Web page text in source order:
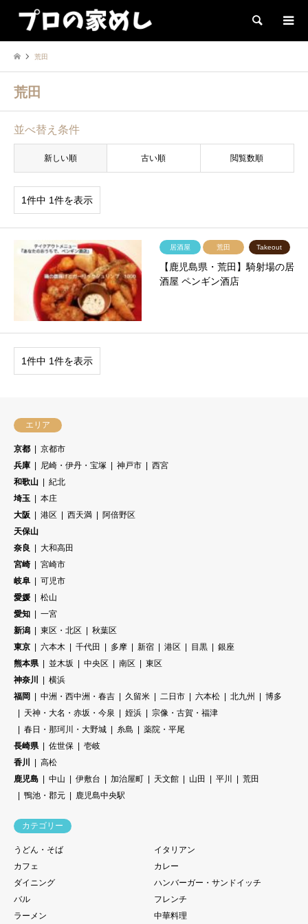
検索
荒田
荒田
並べ替え条件
新しい順 古い順 閲覧数順
1件中 1件を表示
居酒屋 荒田 Takeout
【鹿児島県・荒田】騎射場の居
酒屋 ペンギン酒店
1件中 1件を表示
エリア
京都
京都市
兵庫
尼崎・伊丹・宝塚 神戸市
西宮
和歌山
紀北
埼玉
本庄
大阪
港区 西天満
阿倍野区
天保山
奈良
大和高田
宮崎
宮崎市
岐阜
可児市
愛媛
松山
愛知
一宮
新潟
東区・北区
秋葉区
東京
六本木 千代田 多摩 新宿 港区 目黒
銀座
熊本県
並木坂 中央区 南区
東区
神奈川
横浜
福岡
中洲・西中洲・春吉 久留米 二日市 六本松 北九州
博多
天神・大名・赤坂・今泉
姪浜
宗像・古賀・福津
春日・那珂川・大野城
糸島
薬院・平尾
長崎県
佐世保
壱岐
香川
高松
鹿児島
中山 伊敷台 加治屋町 天文館 山田 平川
荒田
鴨池・郡元
鹿児島中央駅
カテゴリー
うどん・そば
イタリアン
カフェ
カレー
ダイニング
ハンバーガー・サンドイッチ
バル
フレンチ
ラーメン
中華料理